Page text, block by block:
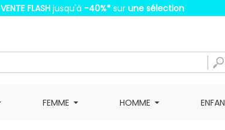
VENTE FLASH jusqu'à -40%* sur une sélection
FEMME HOMME